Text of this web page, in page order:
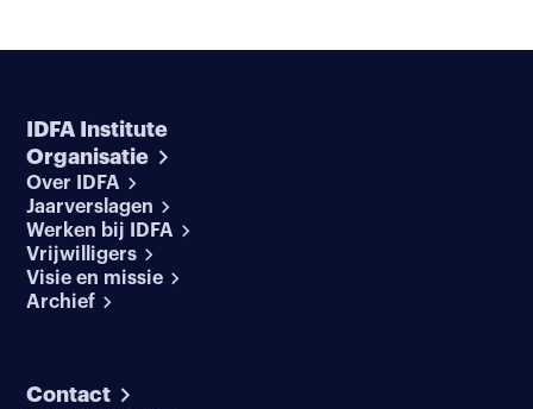
IDFA Institute
Organisatie
Over IDFA
Jaarverslagen
Werken bij IDFA
Vrijwilligers
Visie en missie
Archief
Contact